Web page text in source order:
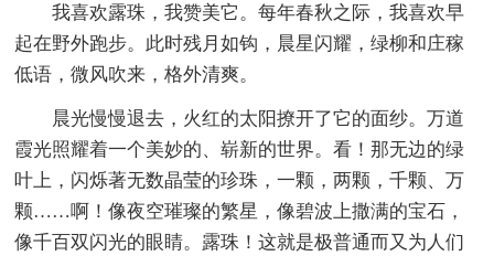
我喜欢露珠，我赞美它。每年春秋之际，我喜欢早
起在野外跑步。此时残月如钩，晨星闪耀，绿柳和庄稼
低语，微风吹来，格外清爽。
晨光慢慢退去，火红的太阳撩开了它的面纱。万道
霞光照耀着一个美妙的、崭新的世界。看！那无边的绿
叶上，闪烁著无数晶莹的珍珠，一颗，两颗，千颗、万
颗……啊！像夜空璀璨的繁星，像碧波上撒满的宝石，
像千百双闪光的眼睛。露珠！这就是极普通而又为人们